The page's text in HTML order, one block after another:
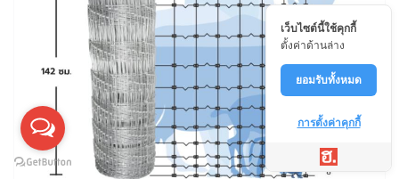
เว็บไซต์นี้ใช้คุกกี้
ตั้งค่าด้านล่าง
ยอมรับทั้งหมด
การตั้งค่าคุกกี้